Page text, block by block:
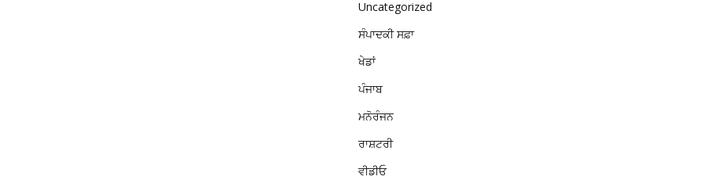
Uncategorized
ਸੰਪਾਦਕੀ ਸਫ਼ਾ
ਖੇਡਾਂ
ਪੰਜਾਬ
ਮਨੋਰੰਜਨ
ਰਾਸ਼ਟਰੀ
ਵੀਡੀਓ